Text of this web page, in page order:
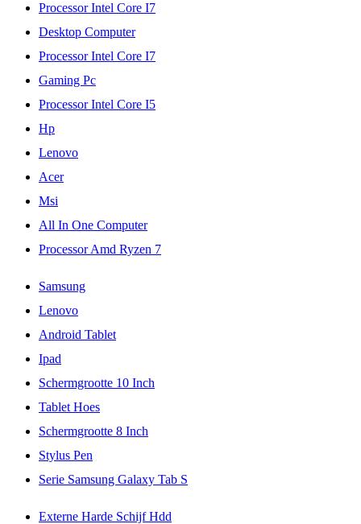
Processor Intel Core I7
Desktop Computer
Processor Intel Core I7
Gaming Pc
Processor Intel Core I5
Hp
Lenovo
Acer
Msi
All In One Computer
Processor Amd Ryzen 7
Samsung
Lenovo
Android Tablet
Ipad
Schermgrootte 10 Inch
Tablet Hoes
Schermgrootte 8 Inch
Stylus Pen
Serie Samsung Galaxy Tab S
Externe Harde Schijf Hdd